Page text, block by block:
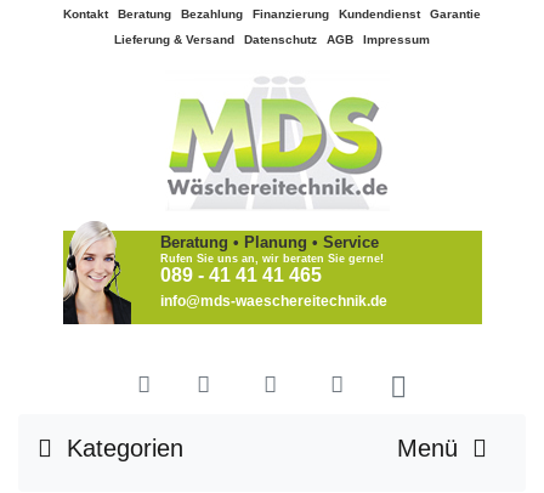
Kontakt Beratung Bezahlung Finanzierung Kundendienst
Garantie
Lieferung & Versand
Datenschutz AGB Impressum
Beratung • Planung • Service
Rufen Sie uns an, wir beraten Sie gerne!
089 - 41 41 41 465
info@mds-waeschereitechnik.de
Kategorien Menü